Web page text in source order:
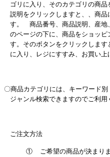
ゴリに入り、そのカテゴリの商
説明をクリックしますと、、商
す。 商品番号、商品説明、産地
のページの下に、商品をショッ
す。そのボタンをクリックしま
に入り、レジにすすみ、お買い上
〇商品カテゴリには、キーワード
ジャンル検索できますのでご利用
ご注文方法
①
ご希望の商品が決まり